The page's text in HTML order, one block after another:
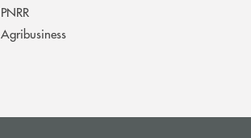
PNRR
Agribusiness